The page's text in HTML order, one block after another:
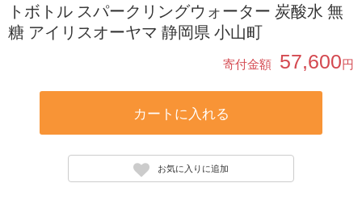
トボトル スパークリングウォーター 炭酸水 無
糖 アイリスオーヤマ 静岡県 小山町
寄付金額 57,600円
カートに入れる
お気に入りに追加